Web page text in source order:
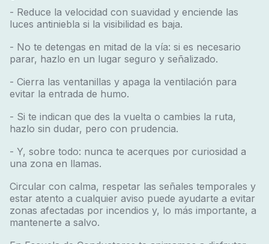
- Reduce la velocidad con suavidad y enciende las
luces antiniebla si la visibilidad es baja.
- No te detengas en mitad de la vía: si es necesario
parar, hazlo en un lugar seguro y señalizado.
- Cierra las ventanillas y apaga la ventilación para
evitar la entrada de humo.
- Si te indican que des la vuelta o cambies la ruta,
hazlo sin dudar, pero con prudencia.
- Y, sobre todo: nunca te acerques por curiosidad a
una zona en llamas.
Circular con calma, respetar las señales temporales y
estar atento a cualquier aviso puede ayudarte a evitar
zonas afectadas por incendios y, lo más importante, a
mantenerte a salvo.